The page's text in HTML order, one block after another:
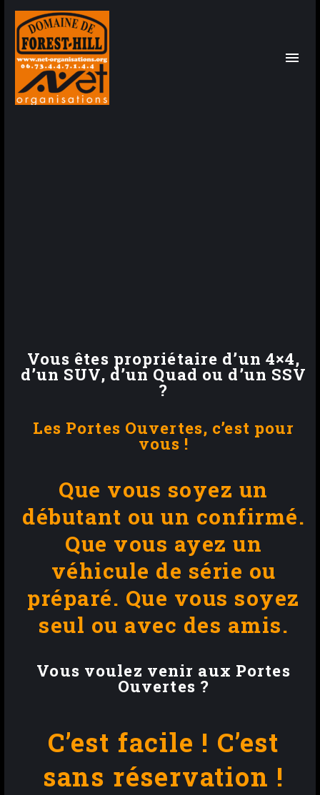
Vous êtes propriétaire d’un 4×4,
d’un SUV, d’un Quad ou d’un SSV
?
Les Portes Ouvertes, c’est pour
vous !
Que vous soyez un
débutant ou un confirmé.
Que vous ayez un
véhicule de série ou
préparé. Que vous soyez
seul ou avec des amis.
Vous voulez venir aux Portes
Ouvertes ?
C’est facile ! C’est
sans réservation !